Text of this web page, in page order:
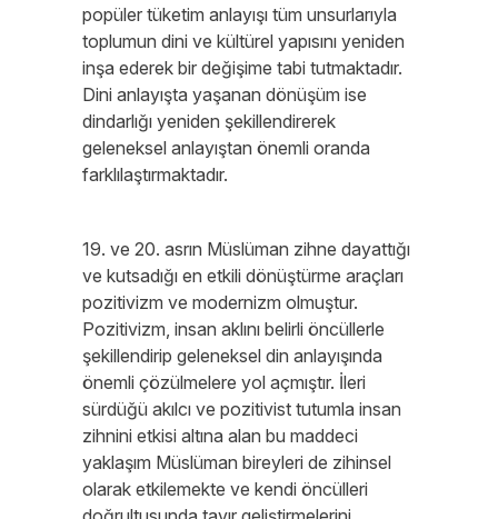
popüler tüketim anlayışı tüm unsurlarıyla
toplumun dini ve kültürel yapısını yeniden
inşa ederek bir değişime tabi tutmaktadır.
Dini anlayışta yaşanan dönüşüm ise
dindarlığı yeniden şekillendirerek
geleneksel anlayıştan önemli oranda
farklılaştırmaktadır.
19. ve 20. asrın Müslüman zihne dayattığı
ve kutsadığı en etkili dönüştürme araçları
pozitivizm ve modernizm olmuştur.
Pozitivizm, insan aklını belirli öncüllerle
şekillendirip geleneksel din anlayışında
önemli çözülmelere yol açmıştır. İleri
sürdüğü akılcı ve pozitivist tutumla insan
zihnini etkisi altına alan bu maddeci
yaklaşım Müslüman bireyleri de zihinsel
olarak etkilemekte ve kendi öncülleri